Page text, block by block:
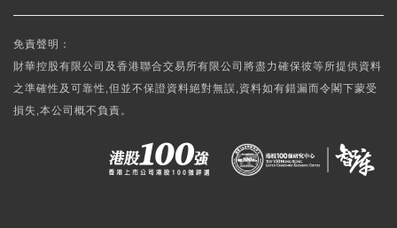
免責聲明：
財華控股有限公司及香港聯合交易所有限公司將盡力確保彼等所提供資料
之準確性及可靠性,但並不保證資料絕對無誤,資料如有錯漏而令閣下蒙受
損失,本公司概不負責。